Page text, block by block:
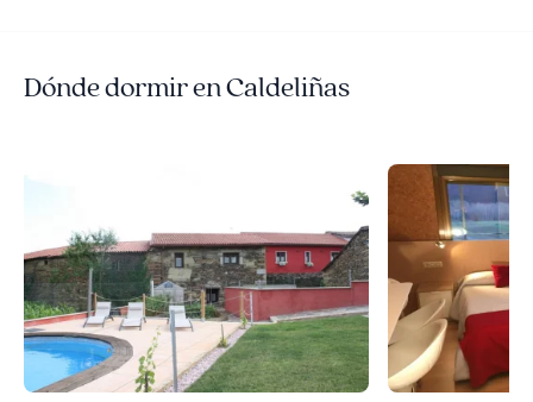
Dónde dormir en Caldeliñas